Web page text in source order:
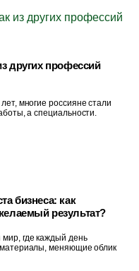
других профессий
многие россияне стали
а специальности.
бизнеса: как
результат?
где каждый день
меняющие облик